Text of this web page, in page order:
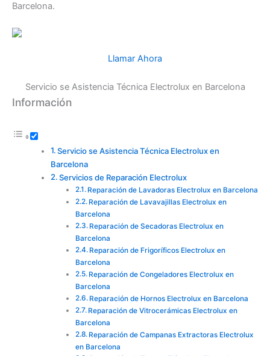
Barcelona.
Llamar Ahora
Servicio se Asistencia Técnica Electrolux en Barcelona
Información
Servicio se Asistencia Técnica Electrolux en
Barcelona
Servicios de Reparación Electrolux
Reparación de Lavadoras Electrolux en Barcelona
Reparación de Lavavajillas Electrolux en
Barcelona
Reparación de Secadoras Electrolux en
Barcelona
Reparación de Frigoríficos Electrolux en
Barcelona
Reparación de Congeladores Electrolux en
Barcelona
Reparación de Hornos Electrolux en Barcelona
Reparación de Vitrocerámicas Electrolux en
Barcelona
Reparación de Campanas Extractoras Electrolux
en Barcelona